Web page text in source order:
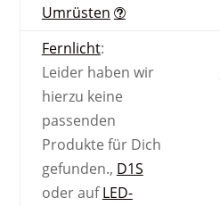
Umrüsten
Fernlicht:
Leider haben wir
hierzu keine
passenden
Produkte für Dich
gefunden., D1S
oder aufLED-